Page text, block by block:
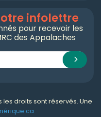
infolettre
pour recevoir les
des Appalaches
les droits sont réservés. Une